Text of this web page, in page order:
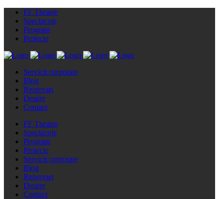
FF Theatre
Spectacole
Program
Proiecte
Servicii corporate
Blog
Rezervari
Despre
Contact
FF Theatre
Spectacole
Program
Proiecte
Servicii corporate
Blog
Rezervari
Despre
Contact